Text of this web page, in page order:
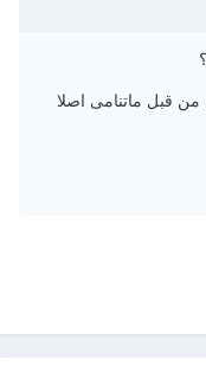
قبل ماتنامى اصلا